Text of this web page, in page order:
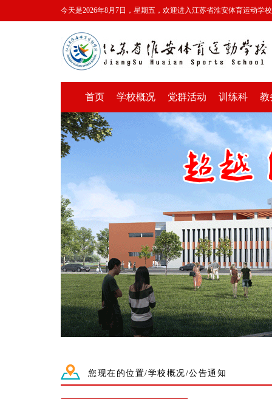
今天是2026年8月7日，星期五，欢迎进入江苏省淮安体育运动学
首页 学校概况 党群活动 训练科 教
您现在的位置/学校概况/公告通知